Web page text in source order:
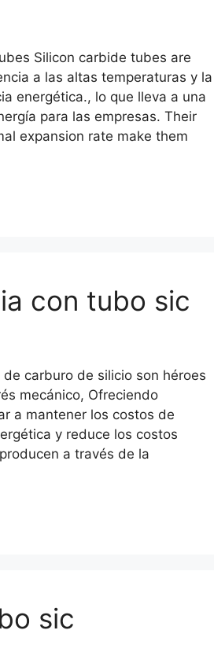
Silicon carbide tubes are
a las altas temperaturas y la
energética., lo que lleva a una
para las empresas. Their
expansion rate make them
con tubo sic
carburo de silicio son héroes
mecánico, Ofreciendo
a mantener los costos de
y reduce los costos
a través de la
sic